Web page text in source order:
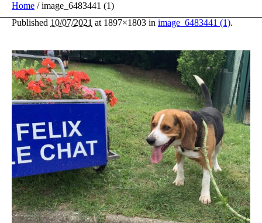
Home /image_6483441 (1)
Published 10/07/2021 at 1897×1803 in image_6483441 (1).